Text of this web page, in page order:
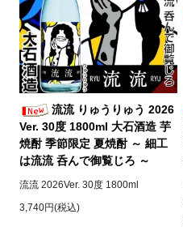
流流 りゅうりゅう 2026
Ver. 30度 1800ml 大石酒造 芋
焼酎 季節限定 夏焼酎 ～ 細工
は流流 呑んで御覧じろ ～
流流 2026Ver. 30度 1800ml
3,740円(税込)